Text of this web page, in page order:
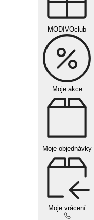
MODIVOclub
Moje akce
Moje objednávky
Moje vrácení